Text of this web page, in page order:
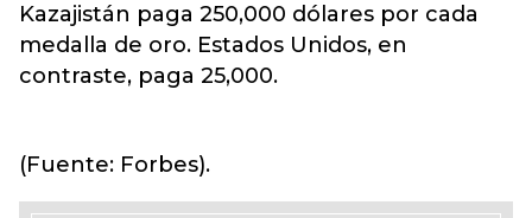
Kazajistán paga 250,000 dólares por cada
medalla de oro. Estados Unidos, en
contraste, paga 25,000.
(Fuente: Forbes).